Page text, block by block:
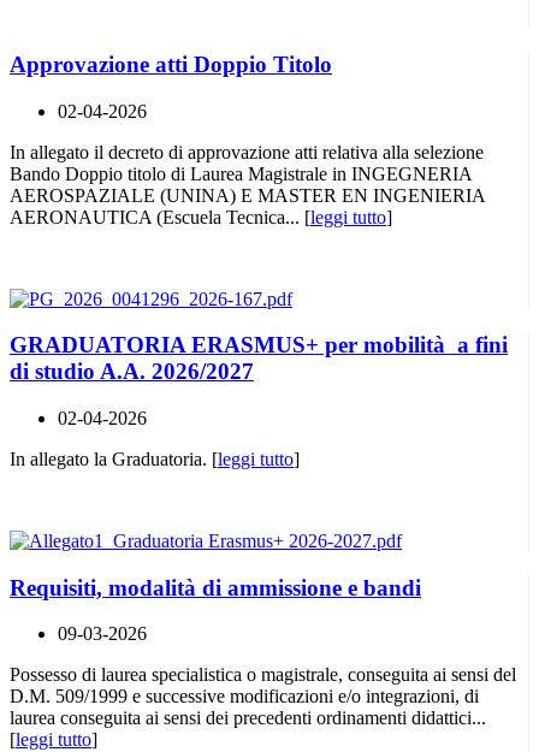
Approvazione atti Doppio Titolo
02-04-2026
In allegato il decreto di approvazione atti relativa alla selezione
Bando Doppio titolo di Laurea Magistrale in INGEGNERIA
AEROSPAZIALE (UNINA) E MASTER EN INGENIERIA
AERONAUTICA (Escuela Tecnica... [leggi tutto]
GRADUATORIA ERASMUS+ per mobilità a fini
di studio A.A. 2026/2027
02-04-2026
In allegato la Graduatoria. [leggi tutto]
Requisiti, modalità di ammissione e bandi
09-03-2026
Possesso di laurea specialistica o magistrale, conseguita ai sensi del
D.M. 509/1999 e successive modificazioni e/o integrazioni, di
laurea conseguita ai sensi dei precedenti ordinamenti didattici...
[leggi tutto]